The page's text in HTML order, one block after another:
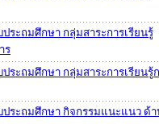
ระถมศึกษา กลุ่มสาระการเรียนรู้
ร
ระถมศึกษา กลุ่มสาระการเรียนรู้
ระถมศึกษา กิจกรรมแนะแนว ด้